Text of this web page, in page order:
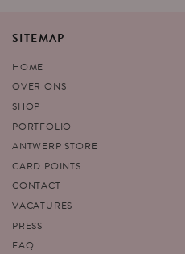
SITEMAP
HOME
OVER ONS
SHOP
PORTFOLIO
ANTWERP STORE
CARD POINTS
CONTACT
VACATURES
PRESS
FAQ